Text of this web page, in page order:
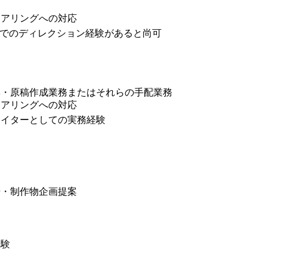
リングへの対応
のディレクション経験があると尚可
原稿作成業務またはそれらの手配業務
リングへの対応
ターとしての実務経験
制作物企画提案